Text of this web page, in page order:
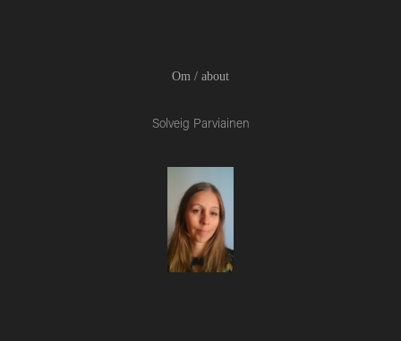
Om / about
Solveig Parviainen